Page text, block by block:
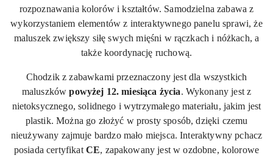
rozpoznawania kolorów i kształtów. Samodzielna zabawa z
wykorzystaniem elementów z interaktywnego panelu sprawi, że
maluszek zwiększy siłę swych mięśni w rączkach i nóżkach, a
także koordynację ruchową.
Chodzik z zabawkami przeznaczony jest dla wszystkich
maluszkówpowyżej 12. miesiąca życia. Wykonany jest z
nietoksycznego, solidnego i wytrzymałego materiału, jakim jest
plastik. Można go złożyć w prosty sposób, dzięki czemu
nieużywany zajmuje bardzo mało miejsca. Interaktywny pchacz
posiada certyfikat CE, zapakowany jest w ozdobne, kolorowe